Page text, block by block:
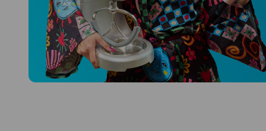
Niceboy ONE Ultra
Hlídá ti zdraví, spánek i pohyb a ještě
k tomu platí.
Prozkoumat